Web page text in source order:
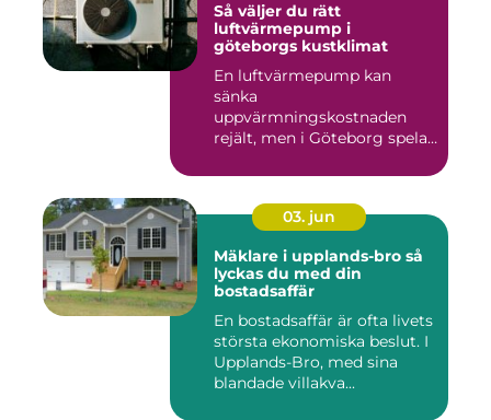
Så väljer du rätt
luftvärmepump i
göteborgs kustklimat
En luftvärmepump kan
sänka
uppvärmningskostnaden
rejält, men i Göteborg spelar
03. jun
Mäklare i upplands-bro så
lyckas du med din
bostadsaffär
En bostadsaffär är ofta livets
största ekonomiska beslut. I
Upplands-Bro, med sina
blandade villakva...